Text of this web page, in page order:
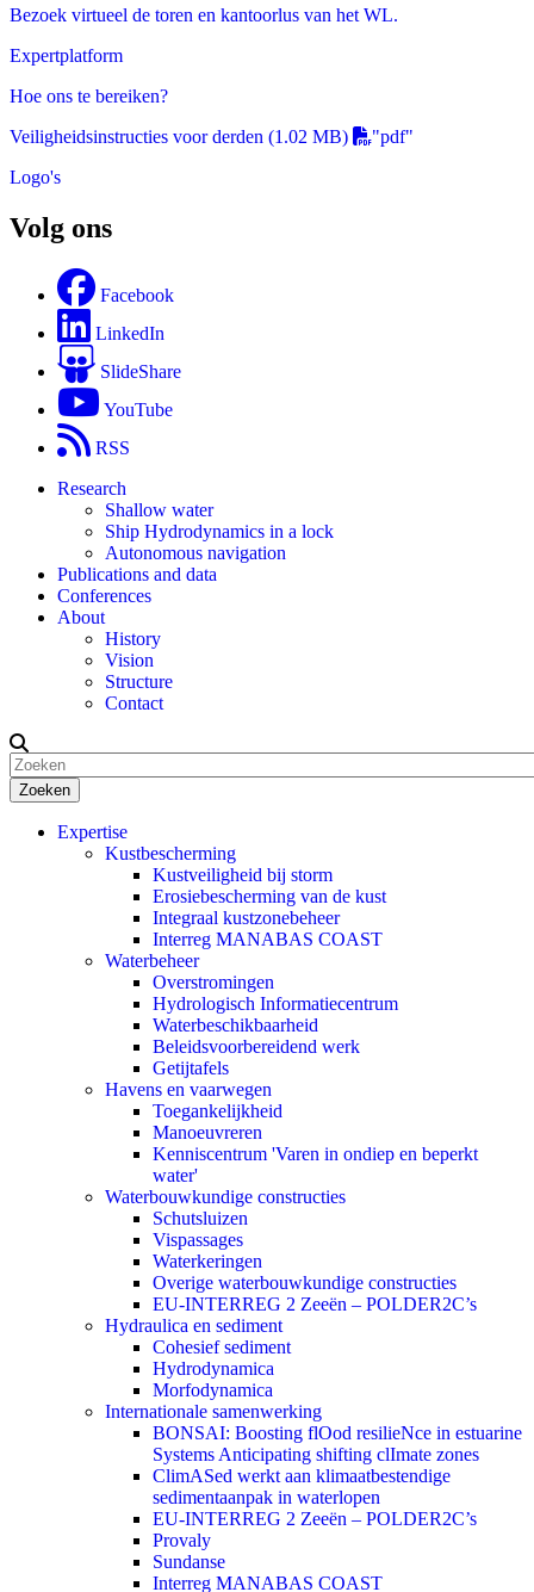
Bezoek virtueel de toren en kantoorlus van het WL.
Expertplatform
Hoe ons te bereiken?
Veiligheidsinstructies voor derden (1.02 MB)
"pdf"
Logo's
Volg ons
Facebook
LinkedIn
SlideShare
YouTube
RSS
Research
Shallow water
Ship Hydrodynamics in a lock
Autonomous navigation
Publications and data
Conferences
About
History
Vision
Structure
Contact
Zoeken
Expertise
Kustbescherming
Kustveiligheid bij storm
Erosiebescherming van de kust
Integraal kustzonebeheer
Interreg MANABAS COAST
Waterbeheer
Overstromingen
Hydrologisch Informatiecentrum
Waterbeschikbaarheid
Beleidsvoorbereidend werk
Getijtafels
Havens en vaarwegen
Toegankelijkheid
Manoeuvreren
Kenniscentrum 'Varen in ondiep en beperkt
water'
Waterbouwkundige constructies
Schutsluizen
Vispassages
Waterkeringen
Overige waterbouwkundige constructies
EU-INTERREG 2 Zeeën – POLDER2C’s
Hydraulica en sediment
Cohesief sediment
Hydrodynamica
Morfodynamica
Internationale samenwerking
BONSAI: Boosting flOod resilieNce in estuarine
Systems Anticipating shifting clImate zones
ClimASed werkt aan klimaatbestendige
sedimentaanpak in waterlopen
EU-INTERREG 2 Zeeën – POLDER2C’s
Provaly
Sundanse
Interreg MANABAS COAST